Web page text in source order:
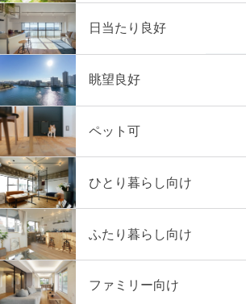
日当たり良好
眺望良好
ペット可
ひとり暮らし向け
ふたり暮らし向け
ファミリー向け